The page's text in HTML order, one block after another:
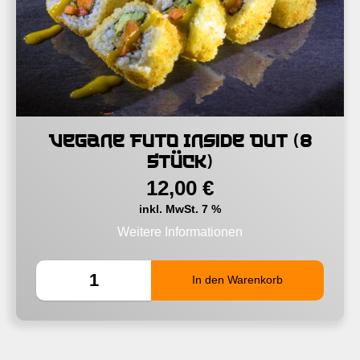
Vegane Futo Inside Out (8
Stück)
12,00 €
inkl. MwSt. 7 %
Weitere Informationen